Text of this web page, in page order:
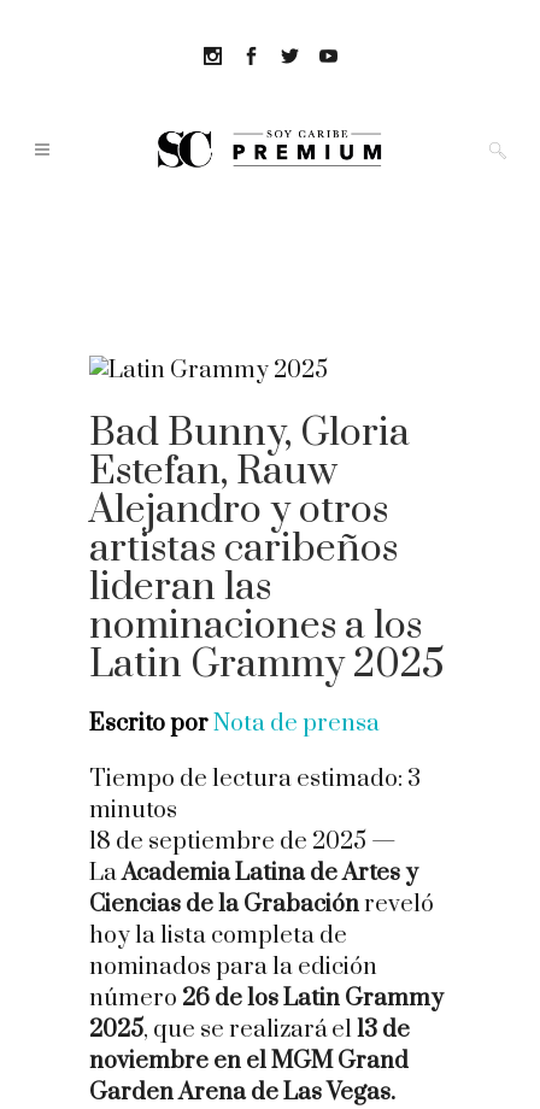
Bad Bunny, Gloria
Estefan, Rauw
Alejandro y otros
artistas caribeños
lideran las
nominaciones a los
Latin Grammy 2025
Escrito porNota de prensa
Tiempo de lectura estimado: 3
minutos
18 de septiembre de 2025 —
LaAcademia Latina de Artes y
Ciencias de la Grabaciónreveló
hoy la lista completa de
nominados para la edición
número 26 de los Latin Grammy
2025, que se realizará el 13 de
noviembre en el MGM Grand
Garden Arena de Las Vegas.